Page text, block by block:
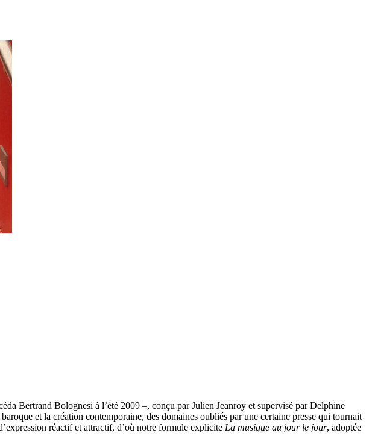
Bertrand Bolognesi à l’été 2009 –, conçu par Julien Jeanroy et supervisé par Delphine
et la création contemporaine, des domaines oubliés par une certaine presse qui tournait
réactif et attractif, d’où notre formule explicite La musique au jour le jour, adoptée